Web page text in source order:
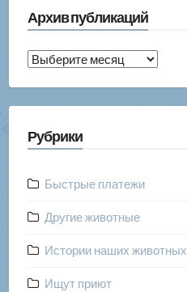
Архив публикаций
Архив
Рубрики
Быстрые платежи
Другие животные
Истории наших животных
Ищут приют